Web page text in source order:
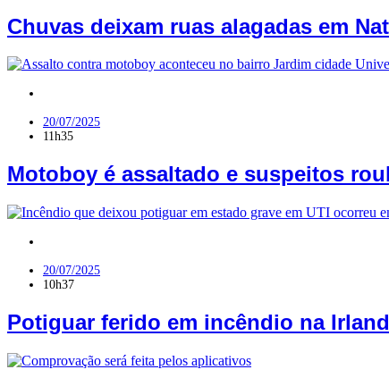
Chuvas deixam ruas alagadas em
20/07/2025
11h35
Motoboy é assaltado e suspeitos
20/07/2025
10h37
Potiguar ferido em incêndio na